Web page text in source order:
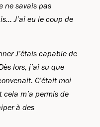
ne savais pas
J’ai eu le coup de
J’étais capable de
lors, j’ai su que
C’était moi
m’a permis de
à des